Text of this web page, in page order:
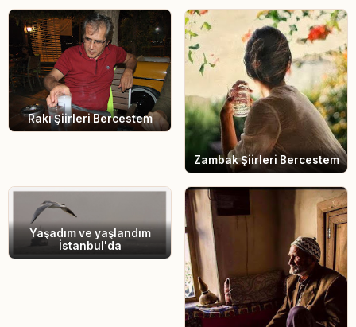
Rakı Şiirleri Bercestem
Zambak Şiirleri Bercestem
Yaşadım ve yaşlandım
İstanbul'da